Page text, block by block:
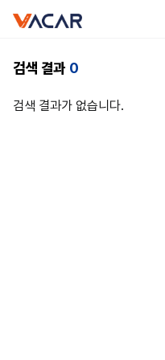
마켓
캠핑카
승용차
검색 결과 0
검색 결과가 없습니다.